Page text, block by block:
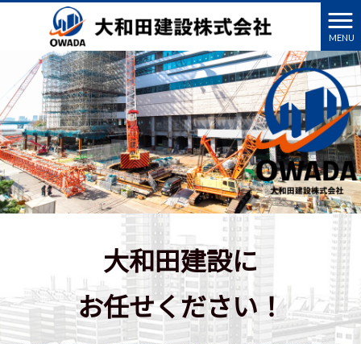
MENU
大和田建設に
お任せください！